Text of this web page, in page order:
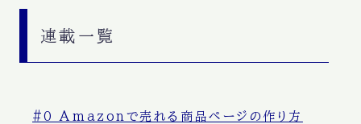
連載一覧
#0 Amazonで売れる商品ページの作り方